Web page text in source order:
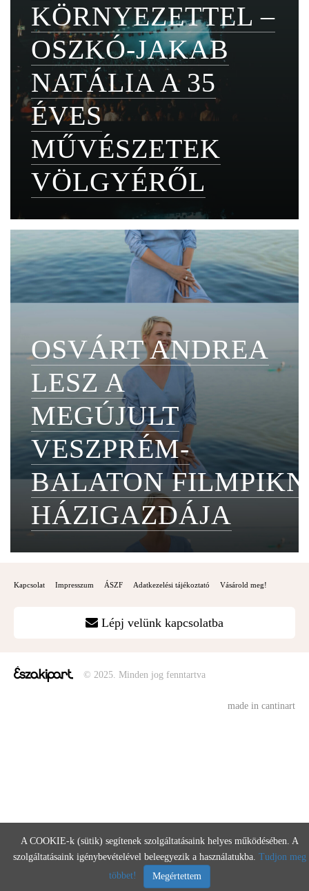
KÖRNYEZETTEL –
OSZKÓ-JAKAB
NATÁLIA A 35
ÉVES
MŰVÉSZETEK
VÖLGYÉRŐL
OSVÁRT ANDREA
LESZ A
MEGÚJULT
VESZPRÉM-
BALATON
HÁZIGAZDÁJA
Kapcsolat Impresszum ÁSZF Adatkezelési tájékoztató Vásárold meg!
Lépj velünk kapcsolatba
© 2025. Minden jog fenntartva
made in cantinart
A COOKIE-k (sütik) segítenek szolgáltatásaink helyes működésében. A
szolgáltatásaink igénybevételével beleegyezik a használatukba. Tudjon meg
többet!
Megértettem